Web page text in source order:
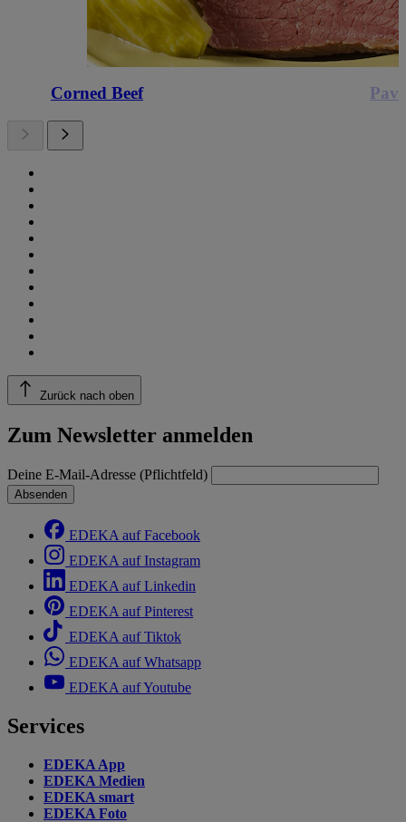
Corned Beef
Zurück nach oben
Zum Newsletter anmelden
Deine E-Mail-Adresse (Pflichtfeld)
Absenden
EDEKA auf Facebook
EDEKA auf Instagram
EDEKA auf Linkedin
EDEKA auf Pinterest
EDEKA auf Tiktok
EDEKA auf Whatsapp
EDEKA auf Youtube
Services
EDEKA App
EDEKA Medien
EDEKA smart
EDEKA Foto